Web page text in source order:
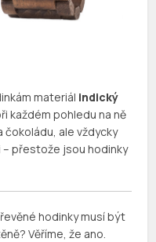
materiál indický
každém pohledu na ně
ale vždycky
přestože jsou hodinky
hodinky musí být
Věříme, že ano.